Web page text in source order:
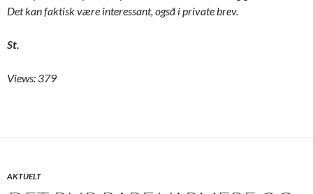
Det kan faktisk være interessant, også i private brev.
St.
Views: 379
AKTUELT